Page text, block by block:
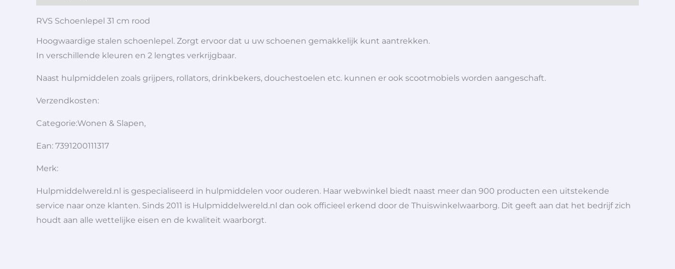
RVS Schoenlepel 31 cm rood
Hoogwaardige stalen schoenlepel. Zorgt ervoor dat u uw schoenen gemakkelijk kunt aantrekken.
In verschillende kleuren en 2 lengtes verkrijgbaar.
Naast hulpmiddelen zoals grijpers, rollators, drinkbekers, douchestoelen etc. kunnen er ook scootmobiels worden aangeschaft.
Verzendkosten:
Categorie:Wonen & Slapen,
Ean: 7391200111317
Merk:
Hulpmiddelwereld.nl is gespecialiseerd in hulpmiddelen voor ouderen. Haar webwinkel biedt naast meer dan 900 producten een uitstekende
service naar onze klanten. Sinds 2011 is Hulpmiddelwereld.nl dan ook officieel erkend door de Thuiswinkelwaarborg. Dit geeft aan dat het bedrijf zich
houdt aan alle wettelijke eisen en de kwaliteit waarborgt.